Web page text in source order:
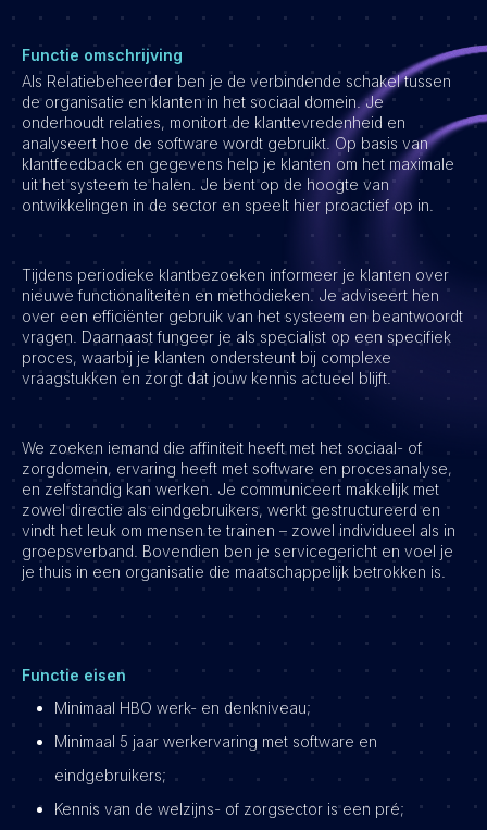
Functie omschrijving
Als Relatiebeheerder ben je de verbindende schakel tussen
de organisatie en klanten in het sociaal domein. Je
onderhoudt relaties, monitort de klanttevredenheid en
analyseert hoe de software wordt gebruikt. Op basis van
klantfeedback en gegevens help je klanten om het maximale
uit het systeem te halen. Je bent op de hoogte van
ontwikkelingen in de sector en speelt hier proactief op in.
Tijdens periodieke klantbezoeken informeer je klanten over
nieuwe functionaliteiten en methodieken. Je adviseert hen
over een efficiënter gebruik van het systeem en beantwoordt
vragen. Daarnaast fungeer je als specialist op een specifiek
proces, waarbij je klanten ondersteunt bij complexe
vraagstukken en zorgt dat jouw kennis actueel blijft.
We zoeken iemand die affiniteit heeft met het sociaal- of
zorgdomein, ervaring heeft met software en procesanalyse,
en zelfstandig kan werken. Je communiceert makkelijk met
zowel directie als eindgebruikers, werkt gestructureerd en
vindt het leuk om mensen te trainen – zowel individueel als in
groepsverband. Bovendien ben je servicegericht en voel je
je thuis in een organisatie die maatschappelijk betrokken is.
Functie eisen
Minimaal HBO werk- en denkniveau;
Minimaal 5 jaar werkervaring met software en
eindgebruikers;
Kennis van de welzijns- of zorgsector is een pré;